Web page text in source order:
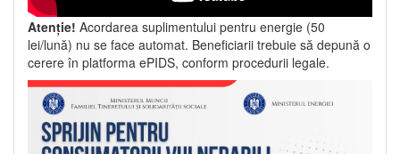
Atenție! Acordarea suplimentului pentru energie (50
lei/lună) nu se face automat. Beneficiarii trebuie să depună o
cerere în platforma ePIDS, conform procedurii legale.